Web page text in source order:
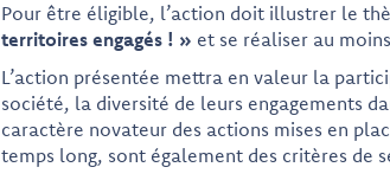
Pour être éligible, l’action doit illustrer le
territoires engagés ! » et se réaliser au
L’action présentée mettra en valeur la
société, la diversité de leurs engagements
caractère novateur des actions mises en
temps long, sont également des critères de